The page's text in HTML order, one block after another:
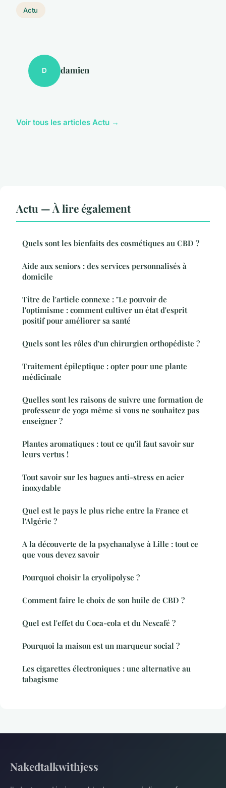
Actu
D damien
Voir tous les articles Actu →
Actu — À lire également
Quels sont les bienfaits des cosmétiques au CBD ?
Aide aux seniors : des services personnalisés à
domicile
Titre de l'article connexe : "Le pouvoir de
l'optimisme : comment cultiver un état d'esprit
positif pour améliorer sa santé
Quels sont les rôles d'un chirurgien orthopédiste ?
Traitement épileptique : opter pour une plante
médicinale
Quelles sont les raisons de suivre une formation de
professeur de yoga même si vous ne souhaitez pas
enseigner ?
Plantes aromatiques : tout ce qu'il faut savoir sur
leurs vertus !
Tout savoir sur les bagues anti-stress en acier
inoxydable
Quel est le pays le plus riche entre la France et
l'Algérie ?
A la découverte de la psychanalyse à Lille : tout ce
que vous devez savoir
Pourquoi choisir la cryolipolyse ?
Comment faire le choix de son huile de CBD ?
Quel est l'effet du Coca-cola et du Nescafé ?
Pourquoi la maison est un marqueur social ?
Les cigarettes électroniques : une alternative au
tabagisme
Nakedtalkwithjess